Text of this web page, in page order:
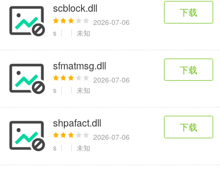
scblock.dll
2026-07-06
s
未知
下载
sfmatmsg.dll
2026-07-06
s
未知
下载
shpafact.dll
2026-07-06
s
未知
下载